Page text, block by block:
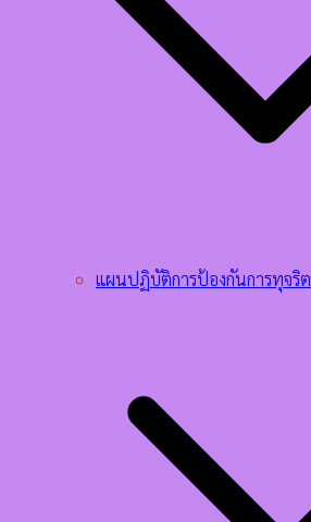
แผนปฏิบัติการป้องกันการทุจริต